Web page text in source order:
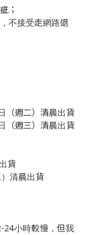
；
不接受走網路退
（週二）清晨出貨
（週三）清晨出貨
貨
清晨出貨
24小時較慢，但我